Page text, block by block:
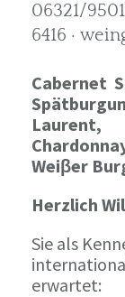
06321/
6416 ·
Cabernet
Laurent,
Weiβer
Herzlich
Sie als
erwartet: